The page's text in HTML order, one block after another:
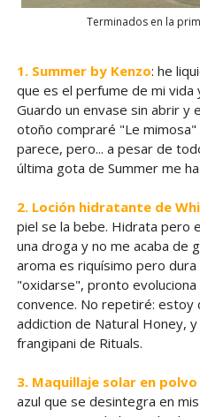
Terminados en la
1. Summer by Kenzo: he
que es el perfume de mi vida
Guardo un envase sin abrir y
otoño compraré "Le mimosa"
parece, pero... a pesar de
última gota de Summer me
2. Loción hidratante de
piel se la bebe. Hidrata pero
una droga y no me acaba de
aroma es riquísimo pero
"oxidarse", pronto
convence. No repetiré: estoy
addiction de Natural Honey,
frangipani de Rituals.
3. Maquillaje solar en
azul que se desintegra en